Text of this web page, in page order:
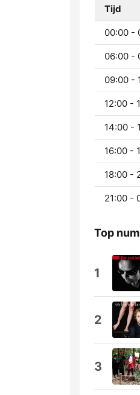
Tijd
00:00 -
06:00 -
09:00 -
12:00 -
14:00 -
16:00 -
18:00 -
21:00 -
Top
1
2
3